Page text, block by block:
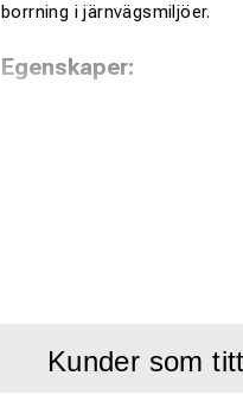
borrning i järnvägsmiljöer.
Egenskaper:
Kunder som